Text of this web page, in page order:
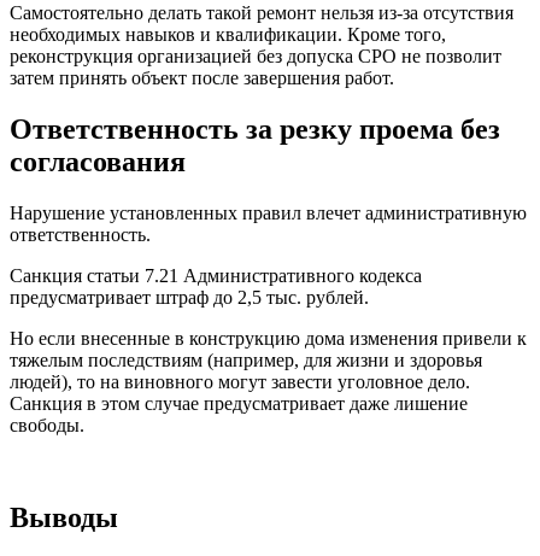
Самостоятельно делать такой ремонт нельзя из-за отсутствия
необходимых навыков и квалификации. Кроме того,
реконструкция организацией без допуска СРО не позволит
затем принять объект после завершения работ.
Ответственность за резку проема без
согласования
Нарушение установленных правил влечет административную
ответственность.
Санкция статьи 7.21 Административного кодекса
предусматривает штраф до 2,5 тыс. рублей.
Но если внесенные в конструкцию дома изменения привели к
тяжелым последствиям (например, для жизни и здоровья
людей), то на виновного могут завести уголовное дело.
Санкция в этом случае предусматривает даже лишение
свободы.
Выводы